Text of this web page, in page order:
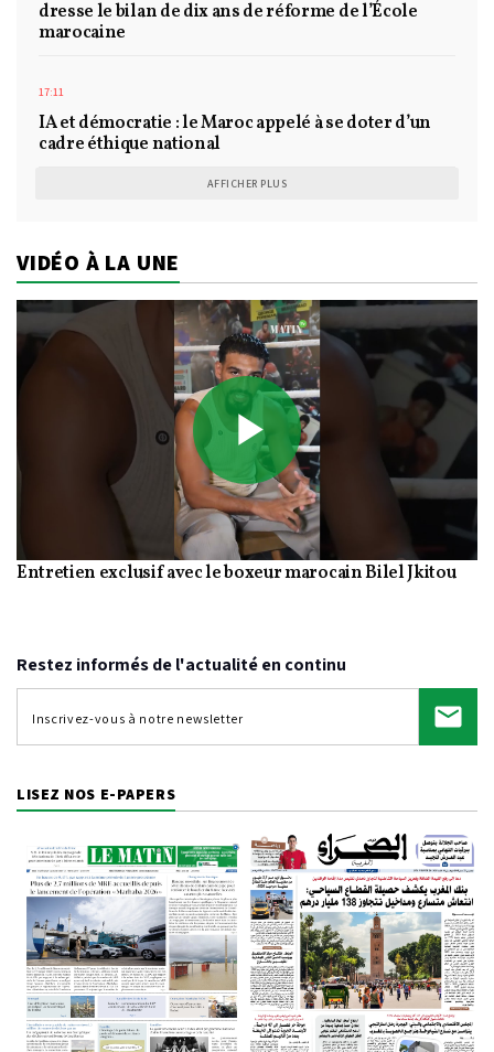
dresse le bilan de dix ans de réforme de l’École
marocaine
17:11
IA et démocratie : le Maroc appelé à se doter d’un
cadre éthique national
AFFICHER PLUS
VIDÉO À LA UNE
Play
Video
Entretien exclusif avec le boxeur marocain Bilel Jkitou
Restez informés de l'actualité en continu
LISEZ NOS E-PAPERS